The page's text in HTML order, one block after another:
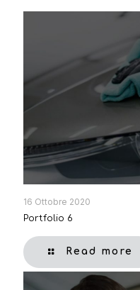
16 Ottobre 2020
Portfolio 6
Read more